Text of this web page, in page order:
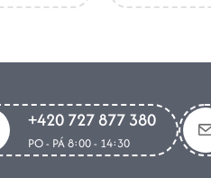
+420 727 877 380
PO - PÁ 8:00 - 14:30